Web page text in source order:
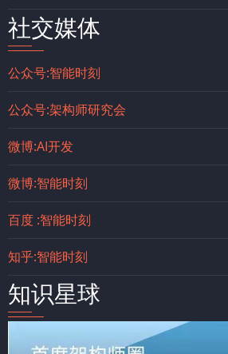
社交媒体
公众号:智能时刻
公众号:架构师研究会
微博:AI开发
微博:智能时刻
百度 :智能时刻
知乎:智能时刻
知识星球